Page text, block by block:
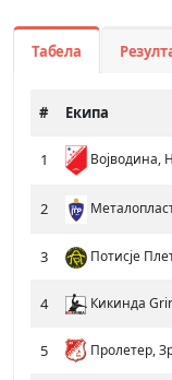
Табела
# Екипа
1 Војводина,
2
3 Потисје
4 Кикинда
5 Пролетер,